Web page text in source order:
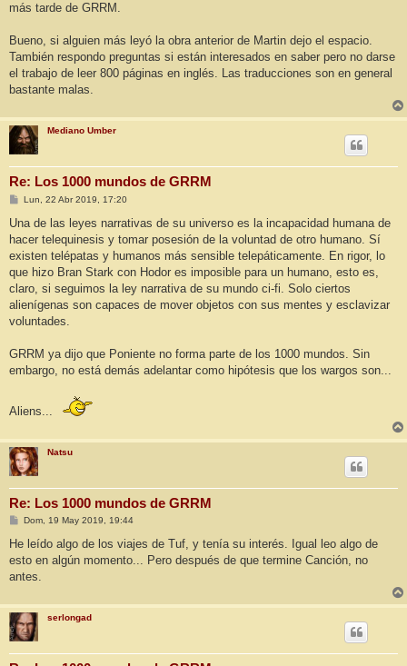
más tarde de GRRM.
Bueno, si alguien más leyó la obra anterior de Martin dejo el espacio.
También respondo preguntas si están interesados en saber pero no darse
el trabajo de leer 800 páginas en inglés. Las traducciones son en general
bastante malas.
Mediano Umber
Re: Los 1000 mundos de GRRM
M
n
a
j
Lun, 22 Abr 2019, 17:20
Una de las leyes narrativas de su universo es la incapacidad humana de
hacer telequinesis y tomar posesión de la voluntad de otro humano. Sí
existen telépatas y humanos más sensible telepáticamente. En rigor, lo
que hizo Bran Stark con Hodor es imposible para un humano, esto es,
claro, si seguimos la ley narrativa de su mundo ci-fi. Solo ciertos
alienígenas son capaces de mover objetos con sus mentes y esclavizar
voluntades.
GRRM ya dijo que Poniente no forma parte de los 1000 mundos. Sin
embargo, no está demás adelantar como hipótesis que los wargos son...
Aliens...
Natsu
Re: Los 1000 mundos de GRRM
M
n
a
j
Dom, 19 May 2019, 19:44
He leído algo de los viajes de Tuf, y tenía su interés. Igual leo algo de
esto en algún momento... Pero después de que termine Canción, no
antes.
serlongad